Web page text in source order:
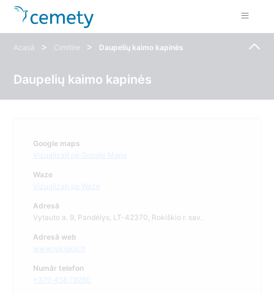
Acasă > Cimitire > Daupelių kaimo kapinės
Daupelių kaimo kapinės
Google maps
Vizualizați pe Google Maps
Waze
Vizualizați pe Waze
Adresă
Vytauto a. 9, Pandėlys, LT-42370, Rokiškio r. sav.
Adresă web
www.rokiskis.lt
Număr telefon
+370 458 79260